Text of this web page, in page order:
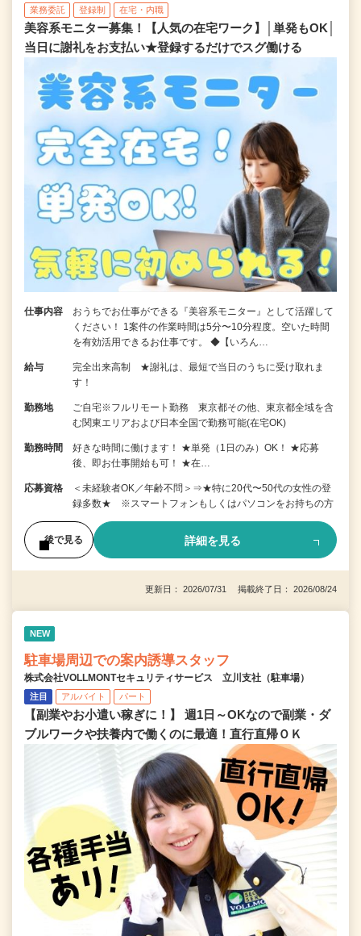
業務委託 登録制 在宅・内職
美容系モニター募集！【人気の在宅ワーク】│単発もOK│
当日に謝礼をお支払い★登録するだけでスグ働ける
仕事内容
おうちでお仕事ができる『美容系モニター』として活躍して
ください！ 1案件の作業時間は5分〜10分程度。空いた時間
を有効活用できるお仕事です。 ◆【いろん…
給与
完全出来高制 ★謝礼は、最短で当日のうちに受け取れま
す！
勤務地
ご自宅※フルリモート勤務 東京都その他、東京都全域を含
む関東エリアおよび日本全国で勤務可能(在宅OK)
勤務時間
好きな時間に働けます！ ★単発（1日のみ）OK！ ★応募
後、即お仕事開始も可！ ★在…
応募資格
＜未経験者OK／年齢不問＞⇒★特に20代〜50代の女性の登
録多数★ ※スマートフォンもしくはパソコンをお持ちの方
後で見る 詳細を見る
更新日： 2026/07/31 掲載終了日： 2026/08/24
NEW
駐車場周辺での案内誘導スタッフ
株式会社VOLLMONTセキュリティサービス 立川支社（駐車場）
注目 アルバイト パート
【副業やお小遣い稼ぎに！】 週1日～OKなので副業・ダ
ブルワークや扶養内で働くのに最適！直行直帰ＯＫ